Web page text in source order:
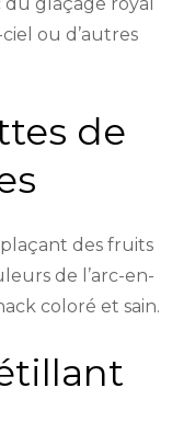
ou d’autres
de
des fruits
de l’arc-en-
coloré et sain.